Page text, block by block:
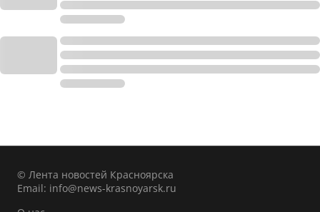
© Лента новостей Красноярска
Email: info@news-krasnoyarsk.ru